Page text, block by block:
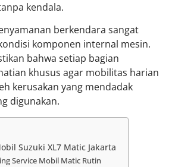
kendala.
berkendara sangat
komponen internal mesin.
bahwa setiap bagian
khusus agar mobilitas harian
kerusakan yang mendadak
digunakan.
Suzuki XL7 Matic Jakarta
Service Mobil Matic Rutin